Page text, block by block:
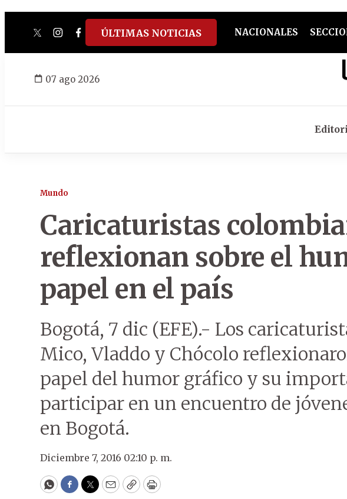
twitterinstagram
facebook
tiktokyoutube
spotify
ÚLTIMAS NOTICIAS NACIONALES
07 ago 2026
Mundo
Caricaturistas
reflexionan sobre el
papel en el país
Bogotá, 7 dic (EFE).- Los
Mico, Vladdo y Chócolo
papel del humor gráfico y su
participar en un encuentro de
en Bogotá.
Diciembre 7, 2016 02:10 p. m.
WhatsApp
Facebook
Twitter
EmailCopyPrint